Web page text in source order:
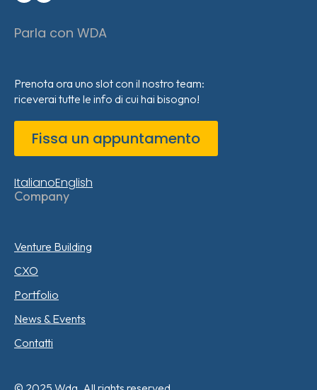
Parla con WDA
Prenota ora uno slot con il nostro team:
riceverai tutte le info di cui hai bisogno!
Fissa un appuntamento
ItalianoEnglish
Company
Venture Building
CXO
Portfolio
News & Events
Contatti